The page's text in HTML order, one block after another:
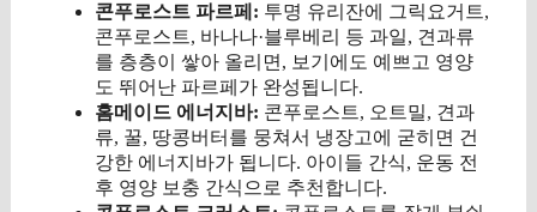
콘푸로스트 파르페: 투명 유리잔에 그릭요거트,
콘푸로스트, 바나나·블루베리 등 과일, 견과류
를 층층이 쌓아 올리면, 보기에도 예쁘고 영양
도 뛰어난 파르페가 완성됩니다.
홈메이드 에너지바: 콘푸로스트, 오트밀, 견과
류, 꿀, 땅콩버터를 뭉쳐서 냉장고에 굳히면 건
강한 에너지바가 됩니다. 아이들 간식, 운동 전
후 영양 보충 간식으로 추천합니다.